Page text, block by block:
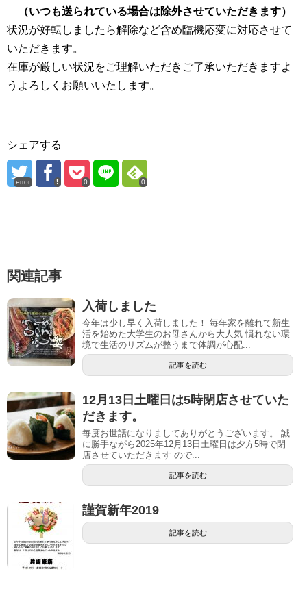
（いつも送られている場合は除外させていただきます）
状況が好転しましたら解除など含め臨機応変に対応させて
いただきます。
在庫が厳しい状況をご理解いただきご了承いただきますよ
うよろしくお願いいたします。
シェアする
error 0 0
関連記事
入荷しました
今年は少し早く入荷しました！ 毎年家を離れて新生
活を始めた大学生のお母さんから大人気 慣れない環
境で生活のリズムが整うまで体調が心配...
記事を読む
12月13日土曜日は5時閉店させていた
だきます。
毎度お世話になりましてありがとうございます。 誠
に勝手ながら2025年12月13日土曜日は夕方5時で閉
店させていただきます ので...
記事を読む
謹賀新年2019
記事を読む